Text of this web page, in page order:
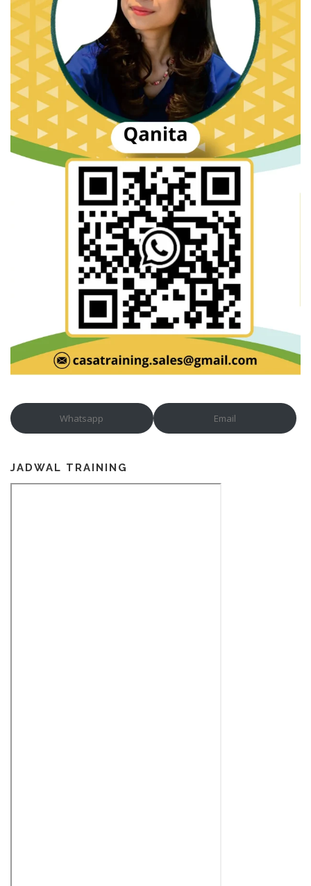
Whatsapp Email
JADWAL TRAINING